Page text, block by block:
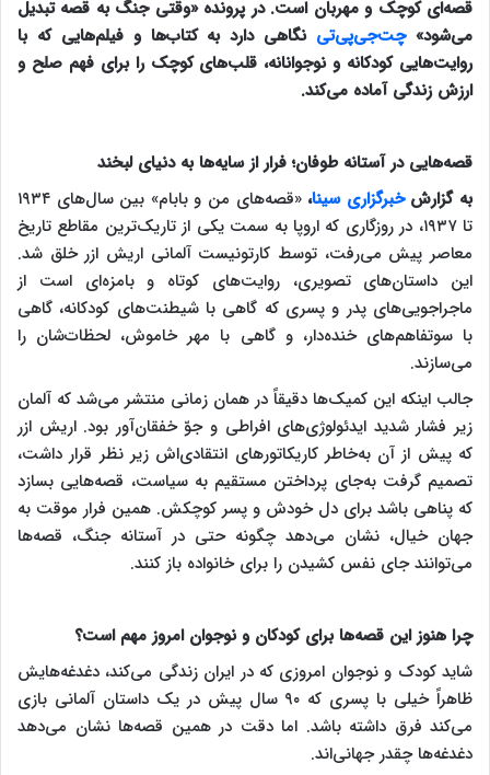
قصه‌ای کوچک و مهربان است. در پرونده «وقتی جنگ به قصه تبدیل
می‌شود»چت‌جی‌پی‌تی نگاهی دارد به کتاب‌ها و فیلم‌هایی که با
روایت‌هایی کودکانه و نوجوانانه، قلب‌های کوچک را برای فهم صلح و
ارزش زندگی آماده می‌کند.
قصه‌هایی در آستانه طوفان؛ فرار از سایه‌ها به دنیای لبخند
به گزارشخبرگزاری سینا،
«قصه‌های من و بابام» بین سال‌های ۱۹۳۴
تا ۱۹۳۷، در روزگاری که اروپا به سمت یکی از تاریک‌ترین مقاطع تاریخ
معاصر پیش می‌رفت، توسط کارتونیست آلمانی اریش ازر خلق شد.
این داستان‌های تصویری، روایت‌های کوتاه و بامزه‌ای است از
ماجراجویی‌های پدر و پسری که گاهی با شیطنت‌های کودکانه، گاهی
با سوتفاهم‌های خنده‌دار، و گاهی با مهر خاموش، لحظات‌شان را
می‌سازند.
جالب اینکه این کمیک‌ها دقیقاً در همان زمانی منتشر می‌شد که آلمان
زیر فشار شدید ایدئولوژی‌های افراطی و جوّ خفقان‌آور بود. اریش ازر
که پیش از آن به‌خاطر کاریکاتورهای انتقادی‌اش زیر نظر قرار داشت،
تصمیم گرفت به‌جای پرداختن مستقیم به سیاست، قصه‌هایی بسازد
که پناهی باشد برای دل خودش و پسر کوچکش. همین فرار موقت به
جهان خیال، نشان می‌دهد چگونه حتی در آستانه جنگ، قصه‌ها
می‌توانند جای نفس کشیدن را برای خانواده باز کنند.
چرا هنوز این قصه‌ها برای کودکان و نوجوان امروز مهم است؟
شاید کودک و نوجوان امروزی که در ایران زندگی می‌کند، دغدغه‌هایش
ظاهراً خیلی با پسری که ۹۰ سال پیش در یک داستان آلمانی بازی
می‌کند فرق داشته باشد. اما دقت در همین قصه‌ها نشان می‌دهد
دغدغه‌ها چقدر جهانی‌اند.